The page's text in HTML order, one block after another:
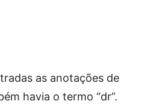
as anotações de
havia o termo “dr”.